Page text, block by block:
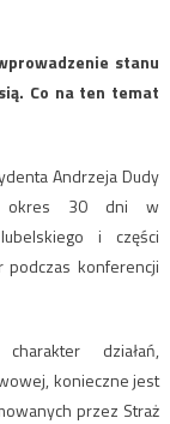
stanu
Co na ten temat
Andrzeja Dudy
okres 30 dni w
i części
konferencji
działań,
konieczne jest
przez Straż